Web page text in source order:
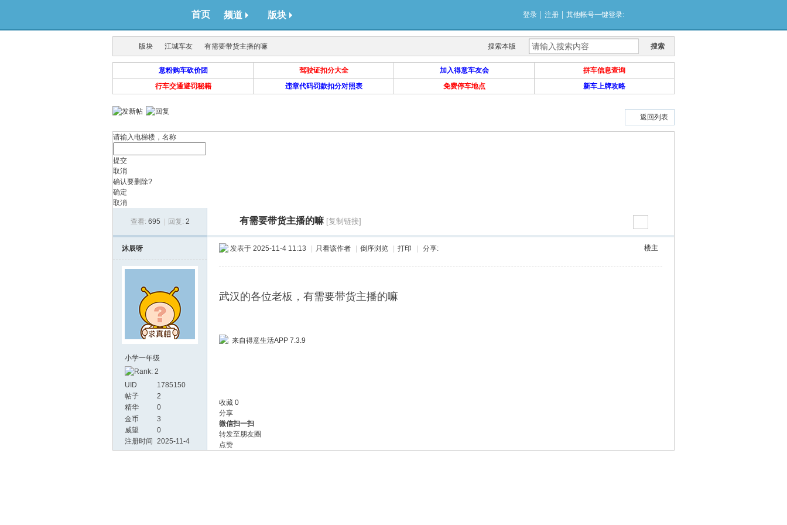
首页 频道 版块 登录 注册 其他帐号一键登录:
搜索本版 搜索
得意
武汉
›
版块
›
江城车友
›
有需要带货主播的嘛
意粉购车砍价团 驾驶证扣分大全 加入得意车友会
拼车信息查询
行车交通避罚秘籍
违章代码罚款扣分对照表 免费停车地点 新车上牌攻略
返回列表
请输入电梯楼，名称
提交
取消
确认要删除?
确定
取消
查看: 695 回复: 2 有需要带货主播的嘛 [复制链接]
沐辰呀
小学一年级
UID
1785150
帖子
2
精华
0
金币
3
威望
0
注册时间
2025-11-4
楼主
发表于 2025-11-4 11:13 只看该作者 倒序浏览 打印 分享:
武汉的各位老板，有需要带货主播的嘛
来自得意生活APP 7.3.9
收藏 0
分享
微信扫一扫
转发至朋友圈
点赞